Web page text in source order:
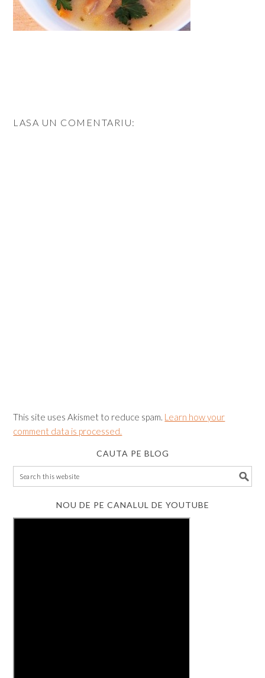
LASA UN COMENTARIU:
This site uses Akismet to reduce spam. Learn how your
comment data is processed.
CAUTA PE BLOG
NOU DE PE CANALUL DE YOUTUBE